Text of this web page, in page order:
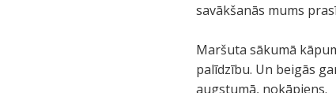
savākšanās mums
Maršuta sākumā
palīdzību. Un beigās
augstumā, nokāpiens.